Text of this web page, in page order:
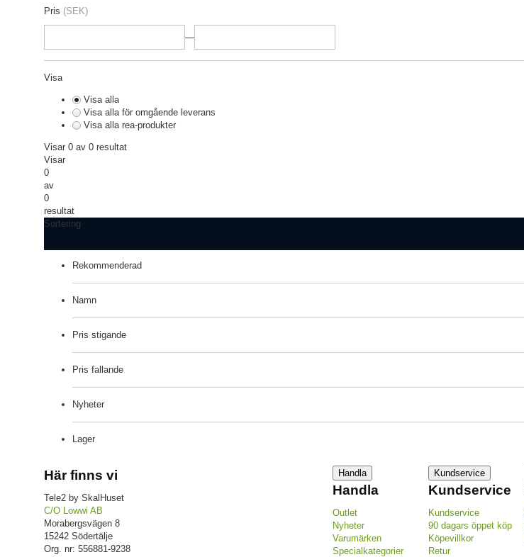
Pris (SEK)
—
Visa
Visa alla
Visa alla för omgående leverans
Visa alla rea-produkter
Visar 0 av 0 resultat
Visar
0
av
0
resultat
Sortering
Rekommenderad
Namn
Pris stigande
Pris fallande
Nyheter
Lager
Här finns vi
Tele2 by SkalHuset
C/O Lowwi AB
Morabergsvägen 8
15242 Södertälje
Org. nr: 556881-9238
Handla
Handla
Outlet
Nyheter
Varumärken
Specialkategorier
Kundservice
Kundservice
Kundservice
90 dagars öppet köp
Köpevillkor
Retur